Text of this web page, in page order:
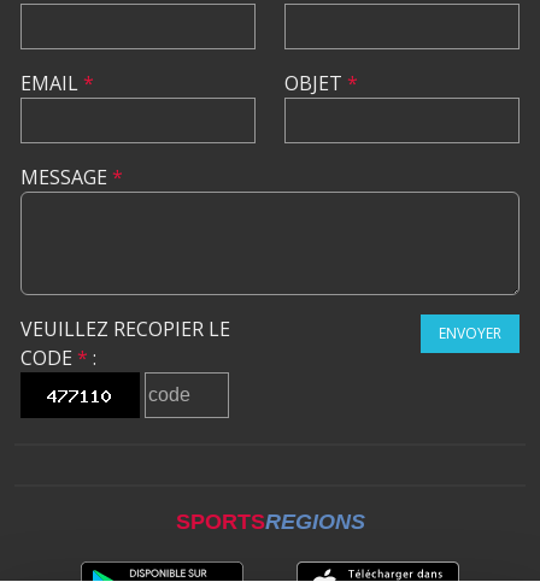
EMAIL* OBJET *
MESSAGE *
VEUILLEZ RECOPIER LE
CODE * :
ENVOYER
SPORTSREGIONS